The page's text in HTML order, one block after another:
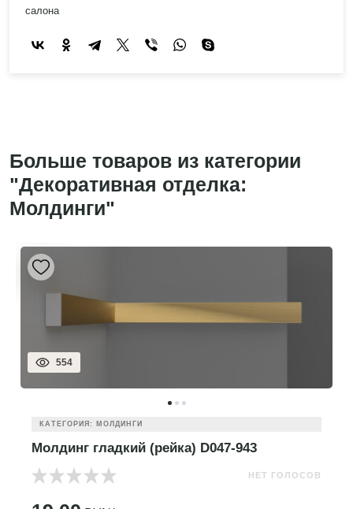
салона
Больше товаров из категории
"Декоративная отделка:
Молдинги"
554
КАТЕГОРИЯ: МОЛДИНГИ
Молдинг гладкий (рейка) D047-943
НЕТ ГОЛОСОВ